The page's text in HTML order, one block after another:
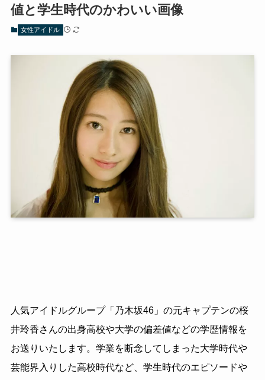
値と学生時代のかわいい画像
女性アイドル
人気アイドルグループ「乃木坂46」の元キャプテンの桜
井玲香さんの出身高校や大学の偏差値などの学歴情報を
お送りいたします。学業を断念してしまった大学時代や
芸能界入りした高校時代など、学生時代のエピソードや